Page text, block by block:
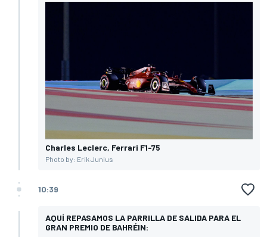
Charles Leclerc, Ferrari F1-75
Photo by: Erik Junius
10:39
AQUÍ REPASAMOS LA PARRILLA DE SALIDA PARA EL
GRAN PREMIO DE BAHRÉIN: